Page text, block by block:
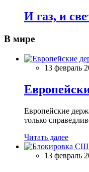
И газ, и
В мире
13 февраль
Европейские
только
Читать далее
13 февраль